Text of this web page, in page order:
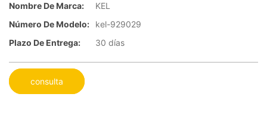
Nombre De Marca:
KEL
Número De Modelo:
kel-929029
Plazo De Entrega:
30 días
consulta